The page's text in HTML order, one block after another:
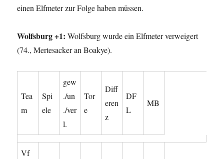
einen Elfmeter zur Folge haben müssen.
Wolfsburg +1: Wolfsburg wurde ein Elfmeter verweigert
(74., Mertesacker an Boakye).
Tea
m
Spi
ele
gew
./un
./ver
l.
Tor
e
Diff
eren
z
DF
L
MB
Vf